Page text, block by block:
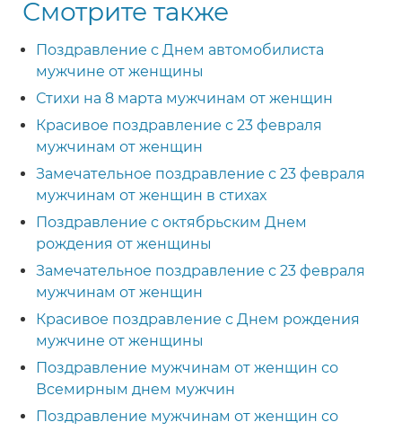
Смотрите также
Поздравление с Днем автомобилиста
мужчине от женщины
Стихи на 8 марта мужчинам от женщин
Красивое поздравление с 23 февраля
мужчинам от женщин
Замечательное поздравление с 23 февраля
мужчинам от женщин в стихах
Поздравление с октябрьским Днем
рождения от женщины
Замечательное поздравление с 23 февраля
мужчинам от женщин
Красивое поздравление с Днем рождения
мужчине от женщины
Поздравление мужчинам от женщин со
Всемирным днем мужчин
Поздравление мужчинам от женщин со